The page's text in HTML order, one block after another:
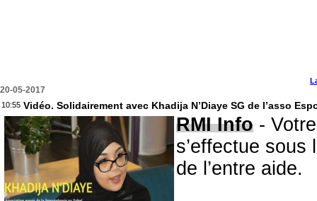
20-05-2017
10:55 Vidéo. Solidairement avec Khadija N’Diaye SG de l’asso
RMI Info -
s’effectue
de l’entre aide.